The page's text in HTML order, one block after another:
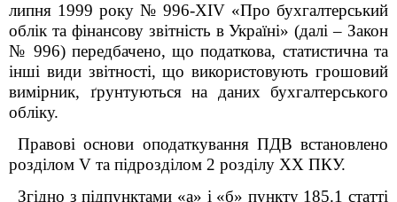
липня 1999 року № 996-XIV «Про бухгалтерський
облік та фінансову звітність в Україні» (далі – Закон
№ 996) передбачено, що податкова, статистична та
інші види звітності, що використовують грошовий
вимірник, ґрунтуються на даних бухгалтерського
обліку.
Правові основи оподаткування ПДВ встановлено
розділом V та підрозділом 2 розділу XX ПКУ.
Згідно з підпунктами «а» і «б» пункту 185.1 статті